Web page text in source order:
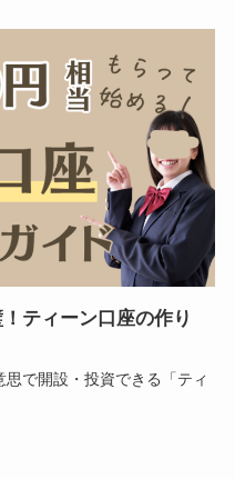
ティーン口座の作り
で開設・投資できる「ティ